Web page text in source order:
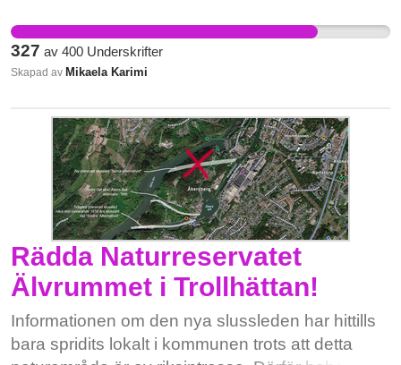
föreningar i Tyresö men än så länge har intresset
från politikerna varit lågt. Gör din röst hörd för
förändra och stödja kulturen i Tyresö!
327 av 400 Underskrifter
Skapad av Mikaela Karimi
Rädda Naturreservatet
Älvrummet i Trollhättan!
Informationen om den nya slussleden har hittills
bara spridits lokalt i kommunen trots att detta